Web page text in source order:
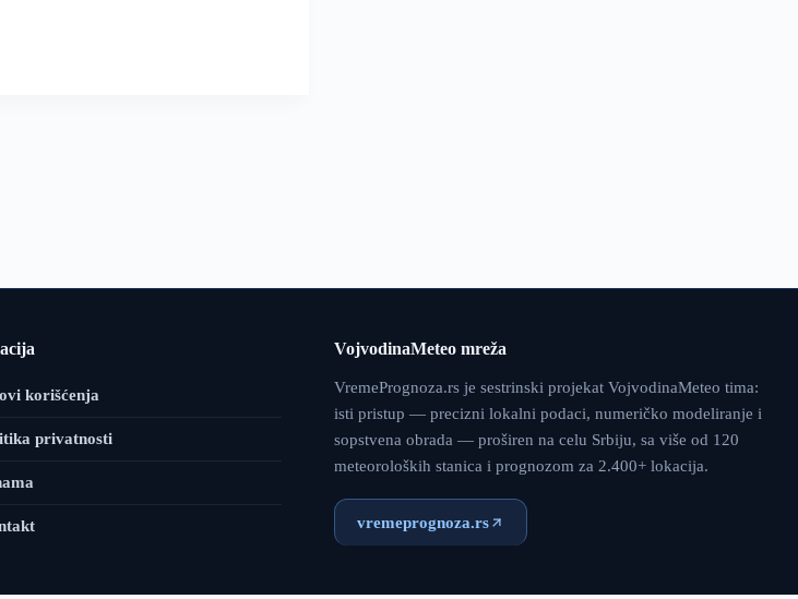
korišćenja
privatnosti
VojvodinaMeteo mreža
VremePrognoza.rs je sestrinski projekat VojvodinaMeteo tima:
isti pristup — precizni lokalni podaci, numeričko modeliranje i
sopstvena obrada — proširen na celu Srbiju, sa više od 120
meteoroloških stanica i prognozom za 2.400+ lokacija.
vremeprognoza.rs